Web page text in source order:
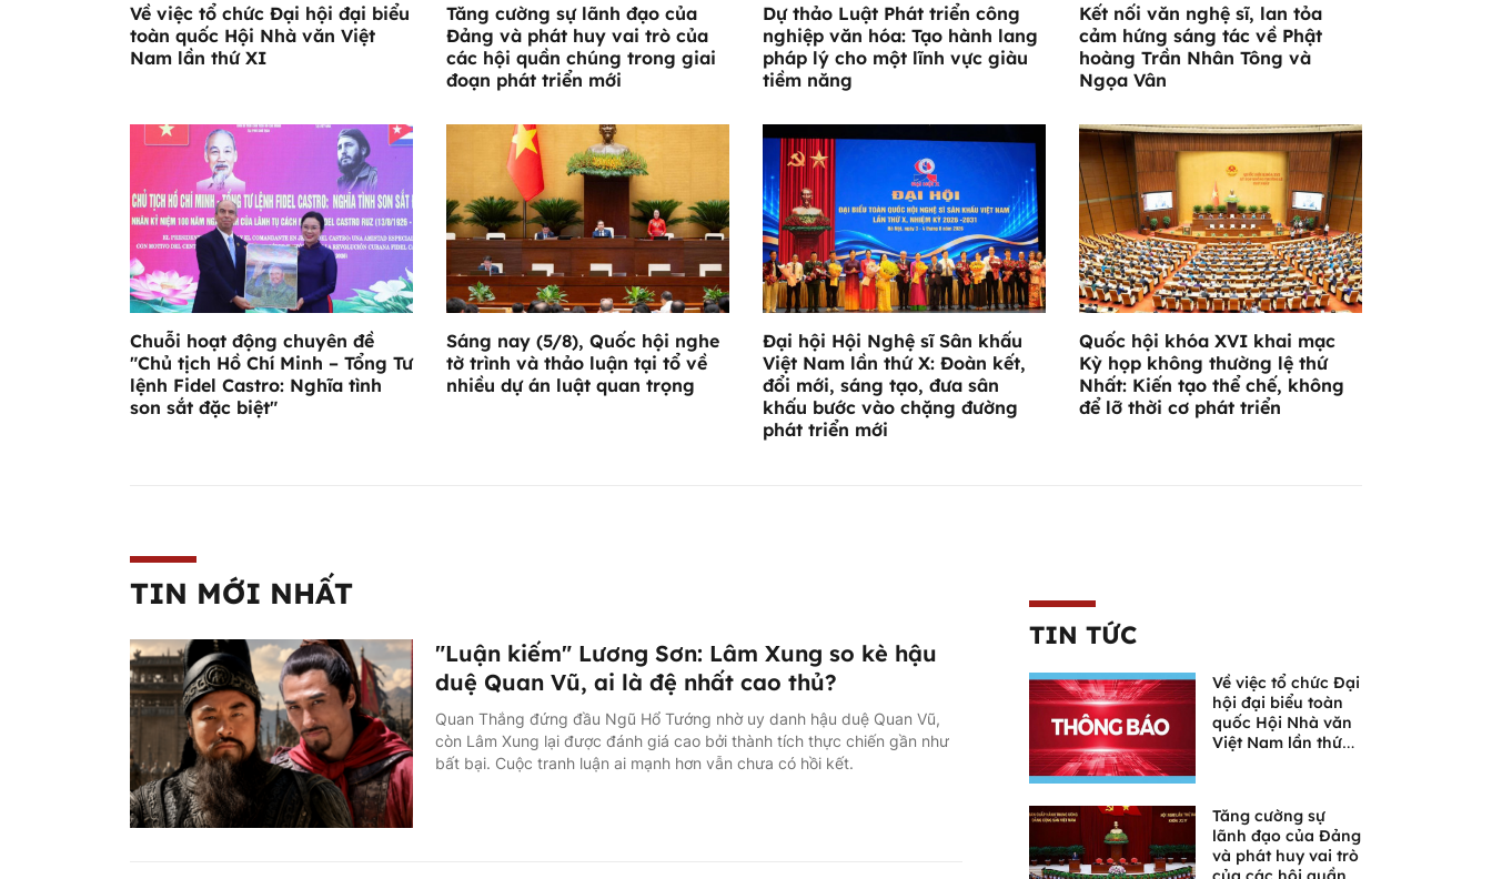
Về việc tổ chức Đại hội đại biểu
toàn quốc Hội Nhà văn Việt
Nam lần thứ XI
Tăng cường sự lãnh đạo của
Đảng và phát huy vai trò của
các hội quần chúng trong giai
đoạn phát triển mới
Dự thảo Luật Phát triển công
nghiệp văn hóa: Tạo hành lang
pháp lý cho một lĩnh vực giàu
tiềm năng
Kết nối văn nghệ sĩ, lan tỏa
cảm hứng sáng tác về Phật
hoàng Trần Nhân Tông và
Ngọa Vân
Chuỗi hoạt động chuyên đề
"Chủ tịch Hồ Chí Minh – Tổng Tư
lệnh Fidel Castro: Nghĩa tình
son sắt đặc biệt"
Sáng nay (5/8), Quốc hội nghe
tờ trình và thảo luận tại tổ về
nhiều dự án luật quan trọng
Đại hội Hội Nghệ sĩ Sân khấu
Việt Nam lần thứ X: Đoàn kết,
đổi mới, sáng tạo, đưa sân
khấu bước vào chặng đường
phát triển mới
Quốc hội khóa XVI khai mạc
Kỳ họp không thường lệ thứ
Nhất: Kiến tạo thể chế, không
để lỡ thời cơ phát triển
TIN MỚI NHẤT
"Luận kiếm" Lương Sơn: Lâm Xung so kè hậu
duệ Quan Vũ, ai là đệ nhất cao thủ?
Quan Thắng đứng đầu Ngũ Hổ Tướng nhờ uy danh hậu duệ Quan Vũ,
còn Lâm Xung lại được đánh giá cao bởi thành tích thực chiến gần như
bất bại. Cuộc tranh luận ai mạnh hơn vẫn chưa có hồi kết.
TIN TỨC
Về việc tổ chức Đại
hội đại biểu toàn
quốc Hội Nhà văn
Việt Nam lần thứ
Tăng cường sự
lãnh đạo của Đảng
và phát huy vai trò